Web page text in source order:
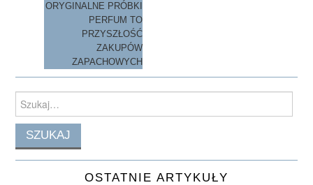
ORYGINALNE PRÓBKI
PERFUM TO
PRZYSZŁOŚĆ
ZAKUPÓW
ZAPACHOWYCH
for:
OSTATNIE ARTYKUŁY